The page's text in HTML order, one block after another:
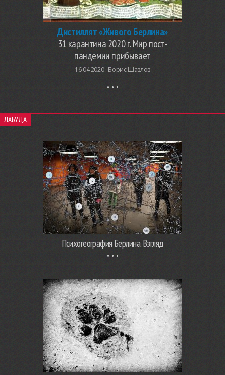
Дистиллят «Живого Берлина»
31 карантина 2020 г. Мир пост-
пандемии прибывает
16.04.2020 · Борис Шавлов
ЛАБУДА
Психогеография Берлина. Взгляд